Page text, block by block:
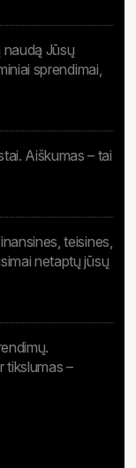
naudą Jūsų
sprendimai,
Aiškumas – tai
teisines,
netaptų jūsų
tikslumas –